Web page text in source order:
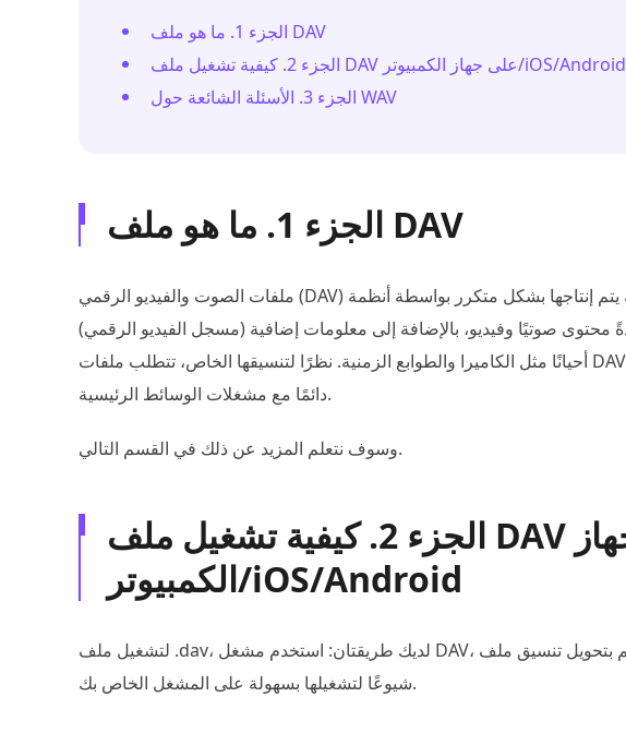
الجزء 1. ما هو ملف DAV
الجزء 2. كيفية تشغيل ملف DAV على جهاز الكمبيوتر/iOS/Android
الجزء 3. الأسئلة الشائعة حول WAV
الجزء 1. ما هو ملف DAV
ملفات الصوت والفيديو الرقمي (DAV) هي تنسيقات ملفات فيديو حصرية يتم إنتاجها بشكل متكرر بواسطة أنظمة DVR
(مسجل الفيديو الرقمي) وكاميرات المراقبة. تتضمن هذه الملفات عادةً محتوى صوتيًا وفيديو، بالإضافة إلى معلومات إضافية
أحيانًا مثل الكاميرا والطوابع الزمنية. نظرًا لتنسيقها الخاص، تتطلب ملفات DAV تقنيات معينة للتشغيل والتعديل لأنها لا تتوافق
دائمًا مع مشغلات الوسائط الرئيسية.
وسوف نتعلم المزيد عن ذلك في القسم التالي.
الجزء 2. كيفية تشغيل ملف DAV على جهاز
الكمبيوتر/iOS/Android
لتشغيل ملف .dav، لديك طريقتان: استخدم مشغل DAV، وقم بتحويل تنسيق ملف DVA إلى MP4 وتنسيقات الفيديو الأكثر
شيوعًا لتشغيلها بسهولة على المشغل الخاص بك.